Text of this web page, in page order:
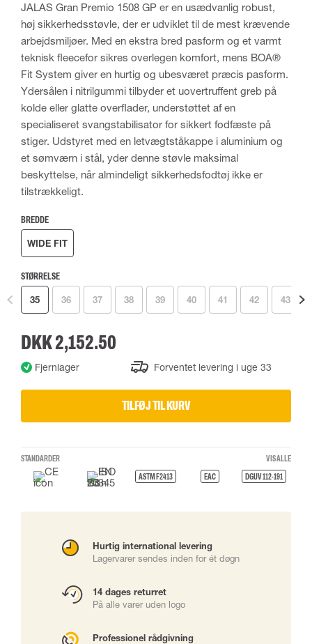
JALAS Gran Premio 1508 GP er en usædvanlig robust,
høj sikkerhedsstøvle, der er udviklet til de mest krævende
arbejdsmiljøer. Med en ekstra bred pasform og et varmt
teknisk fleecefor sikres overlegen komfort, mens BOA®
Fit System giver en hurtig og ubesværet præcis pasform.
Ydersålen i nitrilgummi tilbyder et uovertruffent greb på
kolde eller glatte overflader, understøttet af en
specialiseret svangstabilisator for sikkert fodfæste på
stiger. Udstyret med en letvægtståkappe i aluminium og
et sømværn i stål, yder denne støvle maksimal
beskyttelse, når almindeligt sikkerhedsfodtøj ikke er
tilstrækkeligt.
BREDDE
WIDE FIT
STØRRELSE
35 36 37 38 39 40 41 42 43
DKK 2,152.50
Fjernlager Forventet levering i uge 33
TILFØJ TIL KURV
STANDARDER
VIS ALLE
ASTM F2413
EAC DGUV 112-191
Hurtig international levering
Lagervarer sendes inden for ét døgn
14 dages returret
På alle varer uden logo
Professionel rådgivning